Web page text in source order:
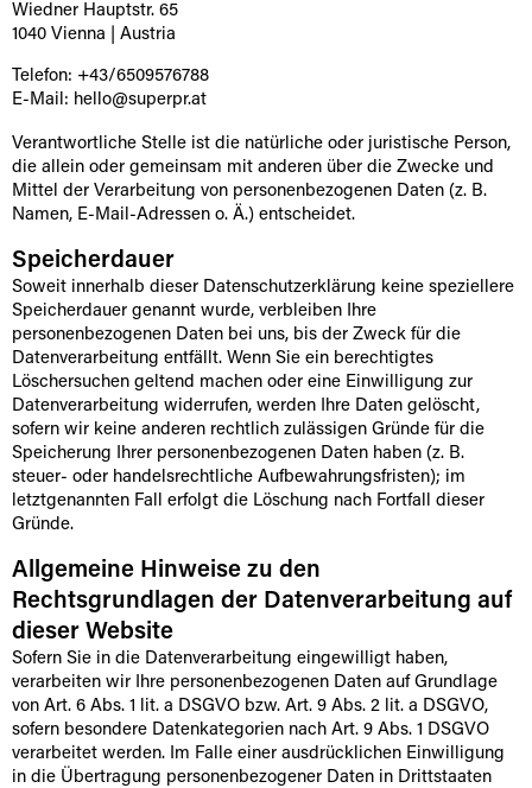
Wiedner Hauptstr. 65
1040 Vienna | Austria
Telefon: +43/6509576788
E-Mail: hello@superpr.at
Verantwortliche Stelle ist die natürliche oder juristische Person,
die allein oder gemeinsam mit anderen über die Zwecke und
Mittel der Verarbeitung von personenbezogenen Daten (z. B.
Namen, E-Mail-Adressen o. Ä.) entscheidet.
Speicherdauer
Soweit innerhalb dieser Datenschutzerklärung keine speziellere
Speicherdauer genannt wurde, verbleiben Ihre
personenbezogenen Daten bei uns, bis der Zweck für die
Datenverarbeitung entfällt. Wenn Sie ein berechtigtes
Löschersuchen geltend machen oder eine Einwilligung zur
Datenverarbeitung widerrufen, werden Ihre Daten gelöscht,
sofern wir keine anderen rechtlich zulässigen Gründe für die
Speicherung Ihrer personenbezogenen Daten haben (z. B.
steuer- oder handelsrechtliche Aufbewahrungsfristen); im
letztgenannten Fall erfolgt die Löschung nach Fortfall dieser
Gründe.
Allgemeine Hinweise zu den
Rechtsgrundlagen der Datenverarbeitung auf
dieser Website
Sofern Sie in die Datenverarbeitung eingewilligt haben,
verarbeiten wir Ihre personenbezogenen Daten auf Grundlage
von Art. 6 Abs. 1 lit. a DSGVO bzw. Art. 9 Abs. 2 lit. a DSGVO,
sofern besondere Datenkategorien nach Art. 9 Abs. 1 DSGVO
verarbeitet werden. Im Falle einer ausdrücklichen Einwilligung
in die Übertragung personenbezogener Daten in Drittstaaten